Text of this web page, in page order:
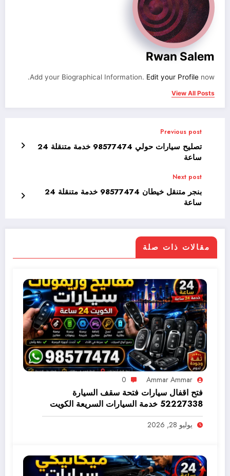
Rwan Salem
Add your Biographical Information. Edit your Profile now.
View All Posts
Previous post
تصليح سيارات حولي 98577474 خدمة متنقلة 24
ساعة
Next post
بنجر متنقل خيطان 98577474 خدمة متنقلة 24
ساعة
مقالات ذات صلة
Ammar Ammar
0
فتح اقفال سيارات فتحة سقف السيارة
52227338 خدمة السيارات السريعة الكويت
98577474
يوليو 28, 2026